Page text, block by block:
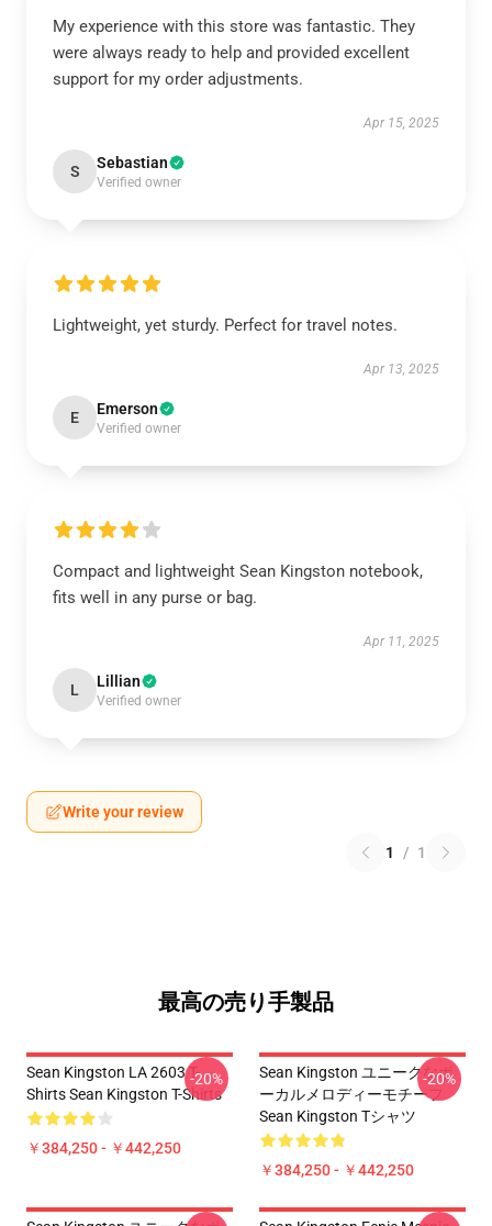
My experience with this store was fantastic. They
were always ready to help and provided excellent
support for my order adjustments.
Apr 15, 2025
S Sebastian
Verified owner
Lightweight, yet sturdy. Perfect for travel notes.
Apr 13, 2025
E Emerson
Verified owner
Compact and lightweight Sean Kingston notebook,
fits well in any purse or bag.
Apr 11, 2025
L Lillian
Verified owner
Write your review
1 / 1
最高の売り手製品
Sean Kingston LA 2603 T-
Shirts Sean Kingston T-Shirts
￥384,250 - ￥442,250
-20%
Sean Kingston ユニークなボ
ーカルメロディーモチーフ
Sean Kingston Tシャツ
￥384,250 - ￥442,250
-20%